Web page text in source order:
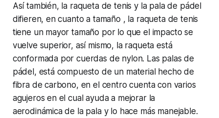
Así también, la raqueta de tenis y la pala de pádel
difieren, en cuanto a tamaño , la raqueta de tenis
tiene un mayor tamaño por lo que el impacto se
vuelve superior, así mismo, la raqueta está
conformada por cuerdas de nylon. Las palas de
pádel, está compuesto de un material hecho de
fibra de carbono, en el centro cuenta con varios
agujeros en el cual ayuda a mejorar la
aerodinámica de la pala y lo hace más manejable.